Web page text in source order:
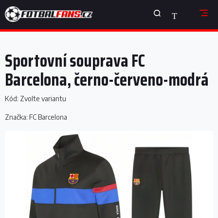
na
obsah
NÁKUPNÍ
KOŠÍK
Sportovní souprava FC
Barcelona, černo-červeno-modrá
Kód: Zvolte variantu
Značka: FC Barcelona